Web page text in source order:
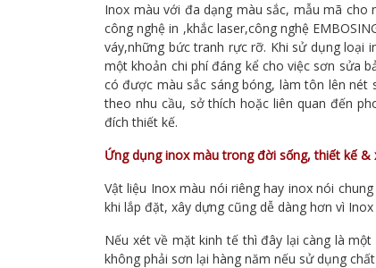
Inox màu với đa dạng màu sắc, mẫu mã cho
công nghệ in ,khắc laser,công nghệ
váy,những bức tranh rực rỡ. Khi sử dụng
một khoản chi phí đáng kể cho việc sơn sửa
có được màu sắc sáng bóng, làm tôn lên
theo nhu cầu, sở thích hoặc liên quan đến
đích thiết kế.
Ứng dụng inox màu trong đời sống, thiết kế &
Vật liệu Inox màu nói riêng hay inox nói
khi lắp đặt, xây dựng cũng dễ dàng hơn vì
Nếu xét về mặt kinh tế thì đây lại càng là
không phải sơn lại hàng năm nếu sử dụng